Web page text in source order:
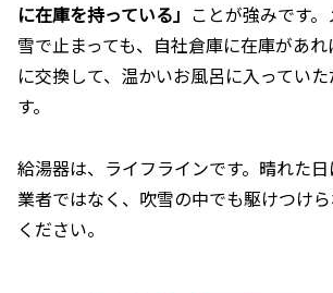
に在庫を持っている」 ことが強みです
雪で止まっても、自社倉庫に在庫があ
に交換して、温かいお風呂に入ってい
す。
給湯器は、ライフラインです。晴れた
業者ではなく、吹雪の中でも駆けつけ
ください。